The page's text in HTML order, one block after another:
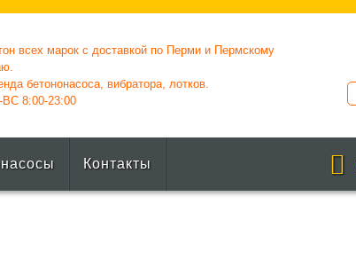
всех марок с доставкой по Перми и Пермскому
бетононасоса, вибратора, лотков.
ВС 8:00-23:00
Контакты